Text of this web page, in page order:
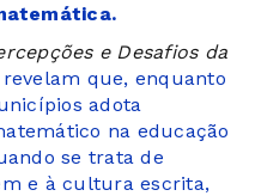
e Desafios da
que, enquanto
adota
na educação
se trata de
e à cultura escrita,